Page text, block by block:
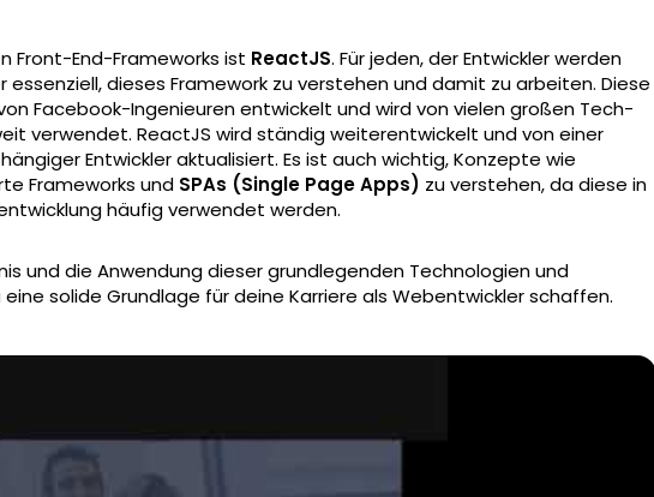
Front-End-Frameworks ist ReactJS. Für jeden, der Entwickler werden
dieses Framework zu verstehen und damit zu arbeiten. Diese
Facebook-Ingenieuren entwickelt und wird von vielen großen Tech-
verwendet. ReactJS wird ständig weiterentwickelt und von einer
Entwickler aktualisiert. Es ist auch wichtig, Konzepte wie
Frameworks und SPAs (Single Page Apps) zu verstehen, da diese in
häufig verwendet werden.
und die Anwendung dieser grundlegenden Technologien und
solide Grundlage für deine Karriere als Webentwickler schaffen.